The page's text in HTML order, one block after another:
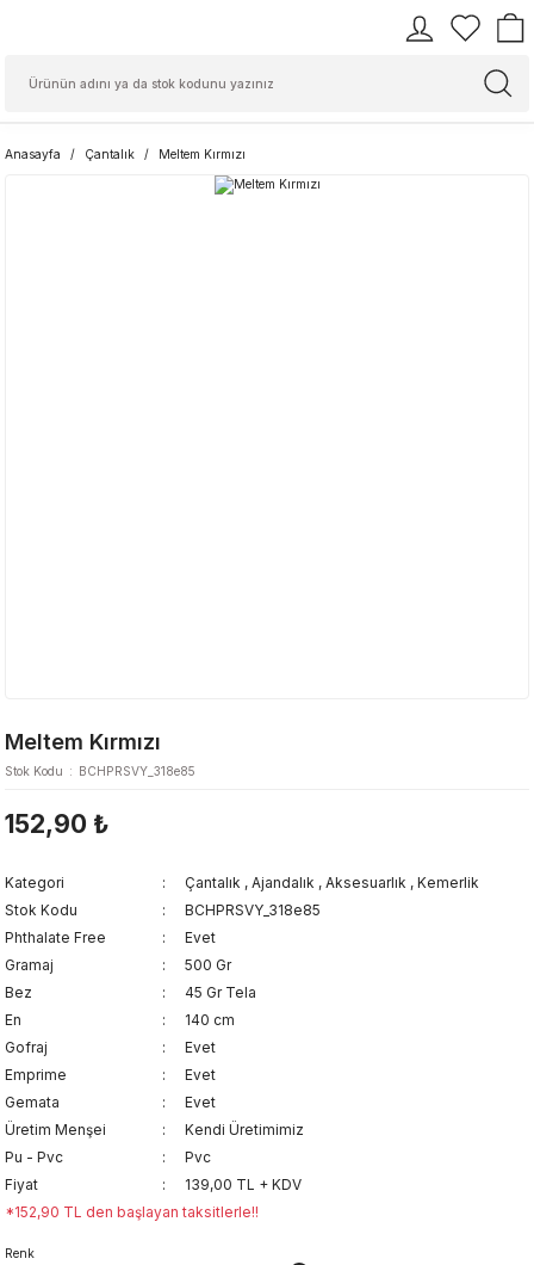
Anasayfa Çantalık Meltem Kırmızı
Meltem Kırmızı
Stok Kodu BCHPRSVY_318e85
152,90 ₺
Kategori Çantalık , Ajandalık , Aksesuarlık , Kemerlik
Stok Kodu
BCHPRSVY_318e85
Phthalate Free
Evet
Gramaj
500 Gr
Bez
45 Gr Tela
En
140 cm
Gofraj
Evet
Emprime
Evet
Gemata
Evet
Üretim Menşei
Kendi Üretimimiz
Pu - Pvc
Pvc
Fiyat
139,00 TL + KDV
*152,90 TL den başlayan taksitlerle!!
Renk